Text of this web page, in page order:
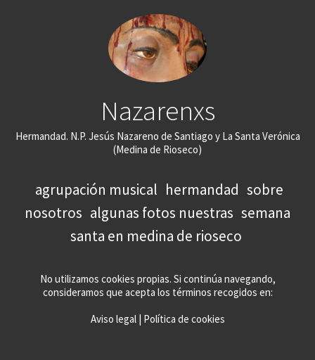
Nazarenxs
Hermandad. N.P. Jesús Nazareno de Santiago y La Santa Verónica
(Medina de Rioseco)
agrupación musical hermandad sobre
nosotros algunas fotos nuestras semana
santa en medina de rioseco
No utilizamos cookies propias. Si continúa navegando,
consideramos que acepta los términos recogidos en:
Aviso legal| Política de cookies